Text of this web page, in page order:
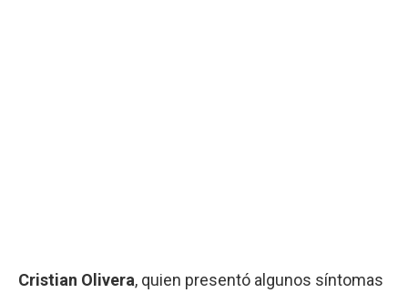
Cristian Olivera, quien presentó algunos síntomas